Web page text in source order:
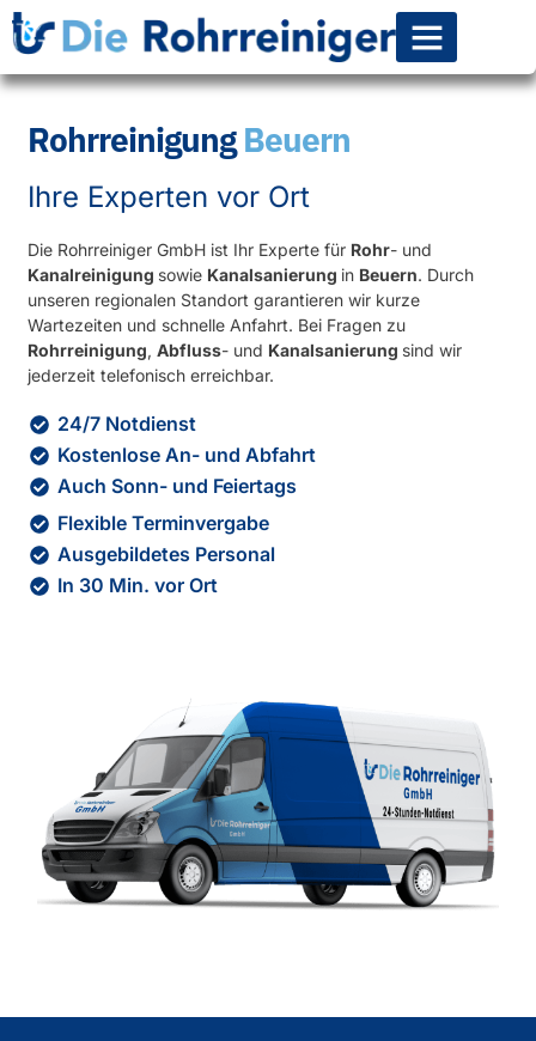
RohrreinigungBeuern
Ihre Experten vor Ort
Die Rohrreiniger GmbH ist Ihr Experte für Rohr- und
Kanalreinigung sowie Kanalsanierung in Beuern. Durch
unseren regionalen Standort garantieren wir kurze
Wartezeiten und schnelle Anfahrt. Bei Fragen zu
Rohrreinigung,Abfluss- und Kanalsanierung sind wir
jederzeit telefonisch erreichbar.
24/7 Notdienst
Kostenlose An- und Abfahrt
Auch Sonn- und Feiertags
Flexible Terminvergabe
Ausgebildetes Personal
In 30 Min. vor Ort